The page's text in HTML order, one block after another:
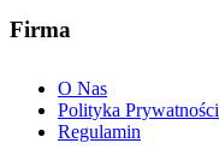
Firma
O Nas
Polityka Prywatności
Regulamin